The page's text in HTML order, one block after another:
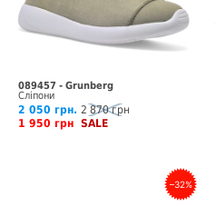
089457 - Grunberg
Сліпони
2 050 грн. 2 870 грн
1 950 грн SALE
–32%